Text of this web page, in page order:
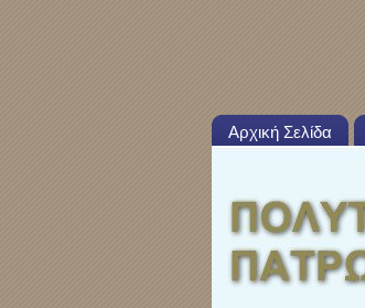
Αρχική Σελίδα